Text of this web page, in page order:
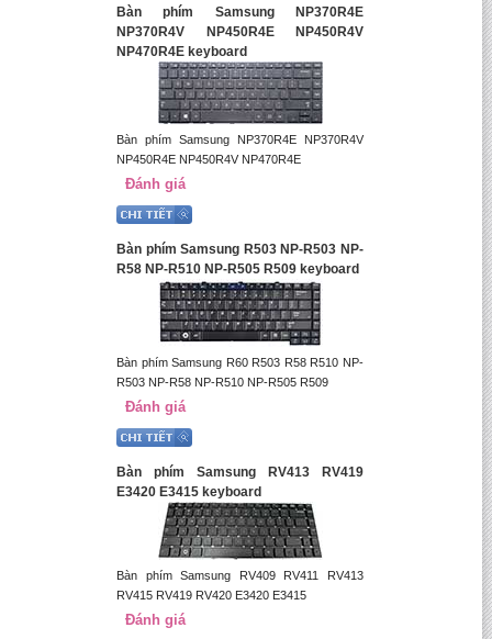
Bàn phím Samsung NP370R4E
NP370R4V NP450R4E NP450R4V
NP470R4E keyboard
Bàn phím Samsung NP370R4E NP370R4V
NP450R4E NP450R4V NP470R4E
Đánh giá
Bàn phím Samsung R503 NP-R503 NP-
R58 NP-R510 NP-R505 R509 keyboard
Bàn phím Samsung R60 R503 R58 R510 NP-
R503 NP-R58 NP-R510 NP-R505 R509
Đánh giá
Bàn phím Samsung RV413 RV419
E3420 E3415 keyboard
Bàn phím Samsung RV409 RV411 RV413
RV415 RV419 RV420 E3420 E3415
Đánh giá